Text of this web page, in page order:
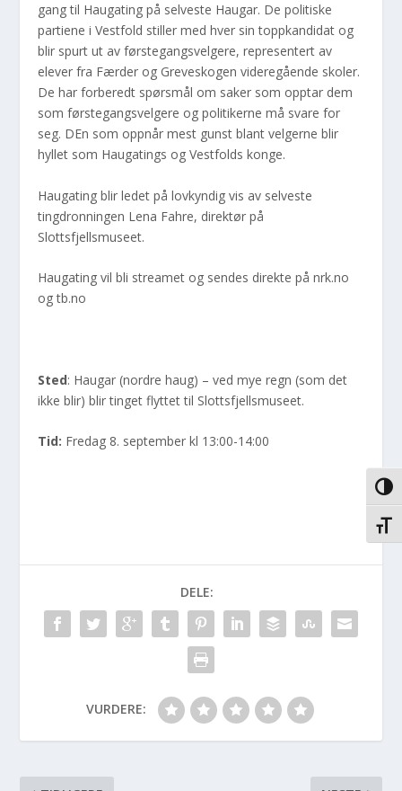
gang til Haugating på selveste Haugar. De politiske
partiene i Vestfold stiller med hver sin toppkandidat og
blir spurt ut av førstegangsvelgere, representert av
elever fra Færder og Greveskogen videregående skoler.
De har forberedt spørsmål om saker som opptar dem
som førstegangsvelgere og politikerne må svare for
seg. DEn som oppnår mest gunst blant velgerne blir
hyllet som Haugatings og Vestfolds konge.
Haugating blir ledet på lovkyndig vis av selveste
tingdronningen Lena Fahre, direktør på
Slottsfjellsmuseet.
Haugating vil bli streamet og sendes direkte på nrk.no
og tb.no
Sted: Haugar (nordre haug) – ved mye regn (som det
ikke blir) blir tinget flyttet til Slottsfjellsmuseet.
Tid: Fredag 8. september kl 13:00-14:00
DELE:
VURDERE: